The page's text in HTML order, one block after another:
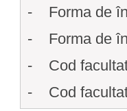
- Forma de
- Forma de
- Cod
- Cod